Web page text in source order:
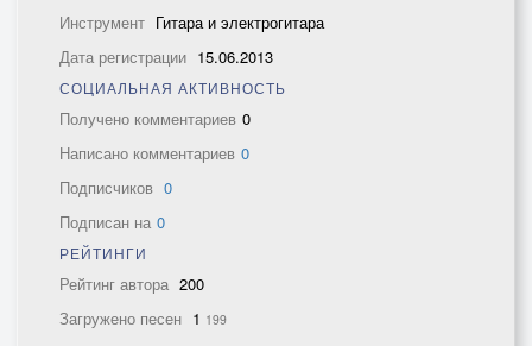
Инструмент Гитара и электрогитара
Дата регистрации 15.06.2013
СОЦИАЛЬНАЯ АКТИВНОСТЬ
Получено комментариев 0
Написано комментариев 0
Подписчиков 0
Подписан на 0
РЕЙТИНГИ
Рейтинг автора 200
Загружено песен 1 199